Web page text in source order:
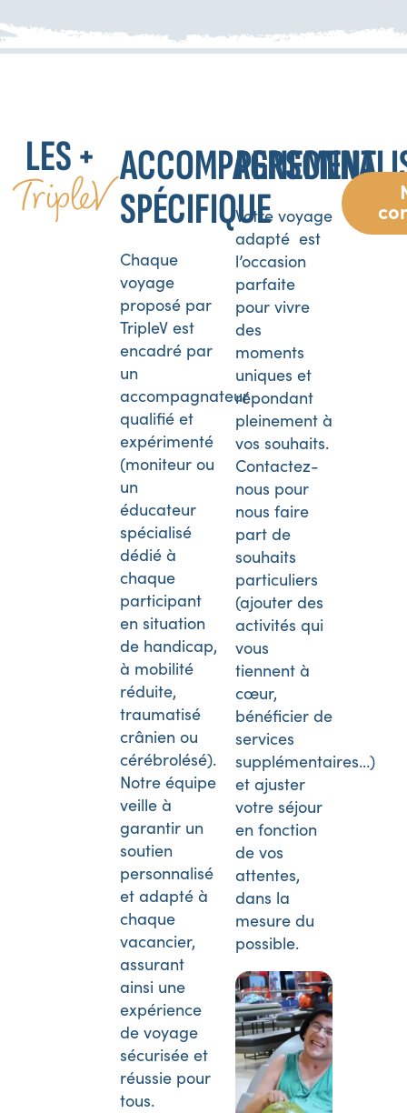
LES +
TripleV
ACCOMPAGNEMENT
SPÉCIFIQUE
Chaque
voyage
proposé par
TripleV est
encadré par
un
accompagnateur
qualifié et
expérimenté
(moniteur ou
un
éducateur
spécialisé
dédié à
chaque
participant
en situation
de handicap,
à mobilité
réduite,
traumatisé
crânien ou
cérébrolésé).
Notre équipe
veille à
garantir un
soutien
personnalisé
et adapté à
chaque
vacancier,
assurant
ainsi une
expérience
de voyage
sécurisée et
réussie pour
tous.
Votre voyage
adapté est
l’occasion
parfaite
pour vivre
des
moments
uniques et
répondant
pleinement à
vos souhaits.
Contactez-
nous pour
nous faire
part de
souhaits
particuliers
(ajouter des
activités qui
vous
tiennent à
cœur,
bénéficier de
services
supplémentaires…)
et ajuster
votre séjour
en fonction
de vos
attentes,
dans la
mesure du
possible.